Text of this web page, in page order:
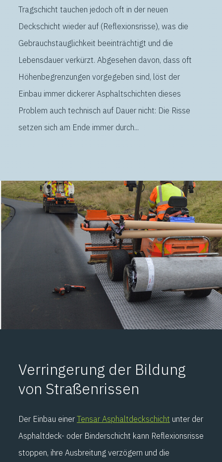
Tragschicht tauchen jedoch oft in der neuen
Deckschicht wieder auf (Reflexionsrisse), was die
Gebrauchstauglichkeit beeinträchtigt und die
Lebensdauer verkürzt. Abgesehen davon, dass oft
Höhenbegrenzungen vorgegeben sind, löst der
Einbau immer dickerer Asphaltschichten dieses
Problem auch technisch auf Dauer nicht: Die Risse
setzen sich am Ende immer durch...
Verringerung der Bildung
von Straßenrissen
Der Einbau einer Tensar Asphaltdeckschicht unter der
Asphaltdeck- oder Binderschicht kann Reflexionsrisse
stoppen, ihre Ausbreitung verzögern und die